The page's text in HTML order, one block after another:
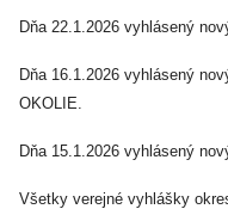
Dňa 22.1.2026 vyhlásený
Dňa 16.1.2026 vyhlásený
OKOLIE.
Dňa 15.1.2026 vyhlásený
Všetky verejné vyhlášky